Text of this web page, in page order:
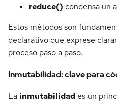
reduce() condensa un
Estos métodos son
declarativo que exprese
proceso paso a paso.
Inmutabilidad: clave para
La inmutabilidad es un